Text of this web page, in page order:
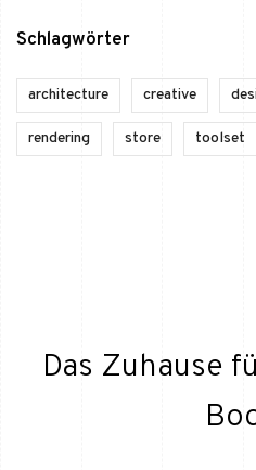
Schlagwörter
architecture creative
rendering store toolset
Das Zuhause